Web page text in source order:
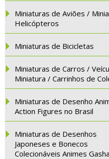
Miniaturas de Aviões /
Helicópteros
Miniaturas de Bicicletas
Miniaturas de Carros /
Miniatura / Carrinhos de
Miniaturas de Desenho
Action Figures no Brasil
Miniaturas de Desenhos
Japoneses e Bonecos
Colecionáveis Animes